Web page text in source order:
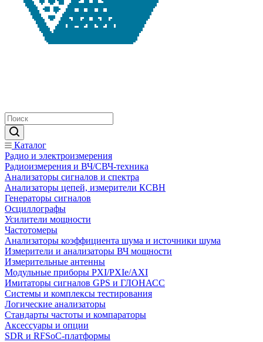
Каталог
Радио и электроизмерения
Радиоизмерения и ВЧ/СВЧ-техника
Анализаторы сигналов и спектра
Анализаторы цепей, измерители КСВН
Генераторы сигналов
Осциллографы
Усилители мощности
Частотомеры
Анализаторы коэффициента шума и источники шума
Измерители и анализаторы ВЧ мощности
Измерительные антенны
Модульные приборы PXI/PXIe/AXI
Имитаторы сигналов GPS и ГЛОНАСС
Системы и комплексы тестирования
Логические анализаторы
Стандарты частоты и компараторы
Аксессуары и опции
SDR и RFSoC‑платформы